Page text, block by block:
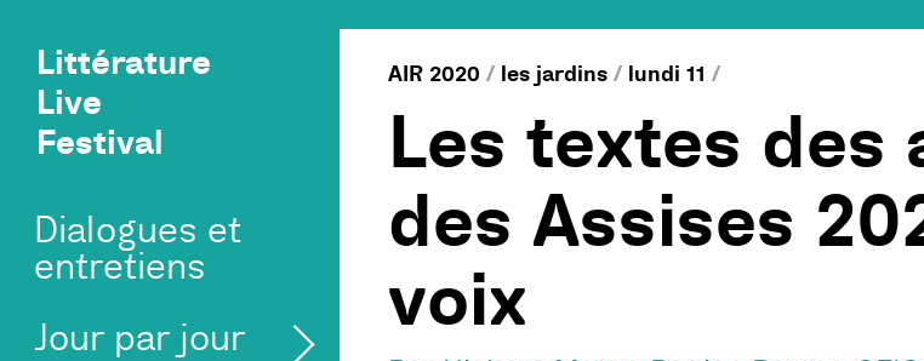
Littérature
Live
Festival
Dialogues et
entretiens
Jour par jour
AIR 2020 / les jardins / lundi 11 /
Les textes des
des Assises
voix